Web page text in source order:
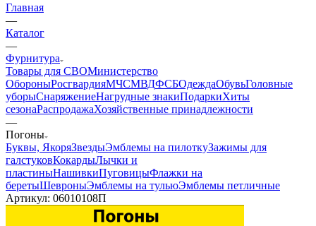
Главная
—
Каталог
—
Фурнитура
Товары для СВОМинистерство
ОбороныРосгвардияМЧСМВДФСБОдеждаОбувьГоловные
уборыСнаряжениеНагрудные знакиПодаркиХиты
сезонаРаспродажаХозяйственные принадлежности
—
Погоны
Буквы, ЯкоряЗвездыЭмблемы на пилоткуЗажимы для
галстуковКокардыЛычки и
пластиныНашивкиПуговицыФлажки на
беретыШевроныЭмблемы на тульюЭмблемы петличные
Артикул: 06010108П